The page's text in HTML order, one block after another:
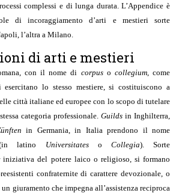
complessi e di lunga durata. L’Appendice è
di incoraggiamento d’arti e mestieri sorte
l’altra a Milano.
di arti e mestieri
con il nome di corpuso collegium, come
lo stesso mestiere, si costituiscono a
città italiane ed europee con lo scopo di tutelare
categoria professionale. Guilds in Inghilterra,
in Germania, in Italia prendono il nome
latino Universitateso Collegia). Sorte
iniziativa del potere laico o religioso, si formano
confraternite di carattere devozionale, o
giuramento che impegna all’assistenza reciproca